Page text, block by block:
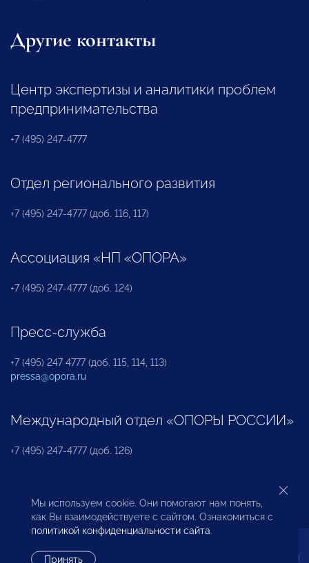
Другие контакты
Центр экспертизы и аналитики проблем
предпринимательства
+7 (495) 247-4777
Отдел регионального развития
+7 (495) 247-4777 (доб. 116, 117)
Ассоциация «НП «ОПОРА»
+7 (495) 247-4777 (доб. 124)
Пресс-служба
+7 (495) 247 4777 (доб. 115, 114, 113)
pressa@opora.ru
Международный отдел «ОПОРЫ РОССИИ»
+7 (495) 247-4777 (доб. 126)
Бюро по защите прав предпринимателей и
инвесторов
Мы используем cookie. Они помогают нам понять,
как Вы взаимодействуете с сайтом. Ознакомиться с
политикой конфиденциальности сайта.
Принять